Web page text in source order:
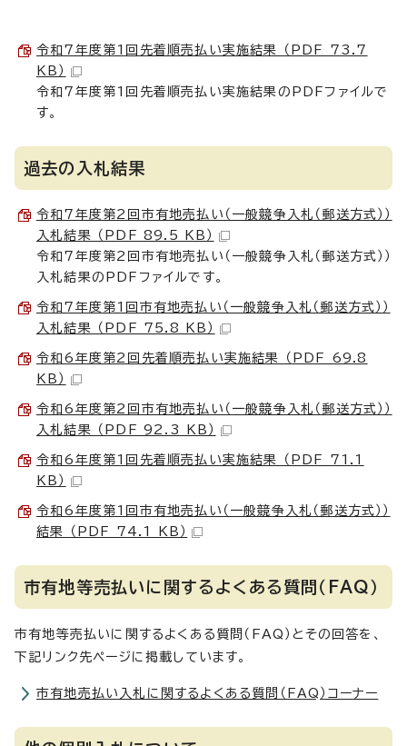
令和7年度第1回先着順売払い実施結果 （PDF 73.7
KB）
令和7年度第1回先着順売払い実施結果のPDFファイルで
す。
過去の入札結果
令和7年度第2回市有地売払い（一般競争入札（郵送方式））
入札結果 （PDF 89.5 KB）
令和7年度第2回市有地売払い（一般競争入札（郵送方式））
入札結果のPDFファイルです。
令和7年度第1回市有地売払い（一般競争入札（郵送方式））
入札結果 （PDF 75.8 KB）
令和6年度第2回先着順売払い実施結果 （PDF 69.8
KB）
令和6年度第2回市有地売払い（一般競争入札（郵送方式））
入札結果 （PDF 92.3 KB）
令和6年度第1回先着順売払い実施結果 （PDF 71.1
KB）
令和6年度第1回市有地売払い（一般競争入札（郵送方式））
結果 （PDF 74.1 KB）
市有地等売払いに関するよくある質問（FAQ）
市有地等売払いに関するよくある質問（FAQ）とその回答を、
下記リンク先ページに掲載しています。
市有地売払い入札に関するよくある質問（FAQ）コーナー